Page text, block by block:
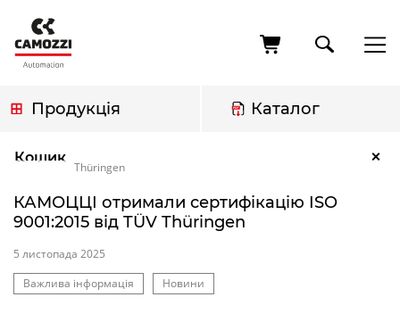
основного
вмісту
Продукція Каталог
Кошик ×
навіґаціїThüringen
КАМОЦЦІ отримали сертифікацію ISO
9001:2015 від TÜV Thüringen
Теги
Важлива інформація Новини
5 листопада 2025